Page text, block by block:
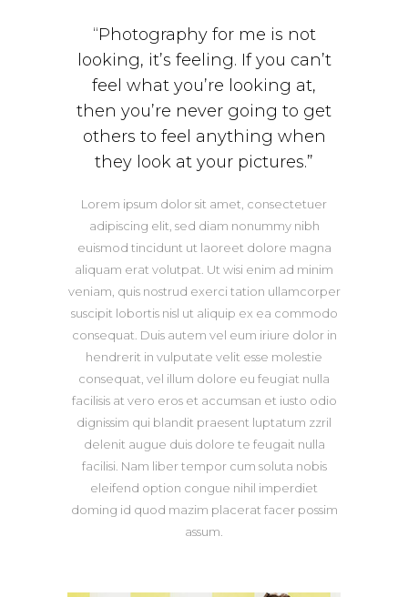
“Photography for me is not
looking, it’s feeling. If you can’t
feel what you’re looking at,
then you’re never going to get
others to feel anything when
they look at your pictures.”
Lorem ipsum dolor sit amet, consectetuer
adipiscing elit, sed diam nonummy nibh
euismod tincidunt ut laoreet dolore magna
aliquam erat volutpat. Ut wisi enim ad minim
veniam, quis nostrud exerci tation ullamcorper
suscipit lobortis nisl ut aliquip ex ea commodo
consequat. Duis autem vel eum iriure dolor in
hendrerit in vulputate velit esse molestie
consequat, vel illum dolore eu feugiat nulla
facilisis at vero eros et accumsan et iusto odio
dignissim qui blandit praesent luptatum zzril
delenit augue duis dolore te feugait nulla
facilisi. Nam liber tempor cum soluta nobis
eleifend option congue nihil imperdiet
doming id quod mazim placerat facer possim
assum.